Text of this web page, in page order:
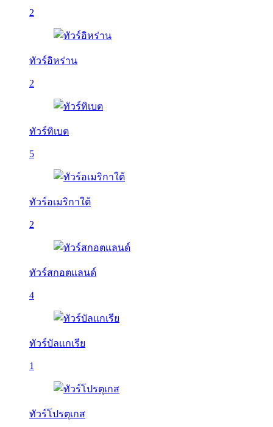
2
ทัวร์อิหร่าน
2
ทัวร์ทิเบต
5
ทัวร์อเมริกาใต้
2
ทัวร์สกอตแลนด์
4
ทัวร์บัลเเกเรีย
1
ทัวร์โปรตุเกส